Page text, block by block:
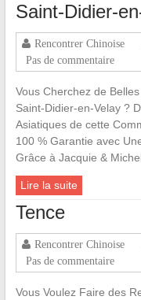
Saint-Didier-
Rencontrer Chinoise
Pas de commentaire
Vous Cherchez de
Saint-Didier-en-Velay ?
Asiatiques de cette
100 % Garantie avec
Grâce à Jacquie &
Lire la suite
Tence
Rencontrer Chinoise
Pas de commentaire
Vous Voulez Faire des